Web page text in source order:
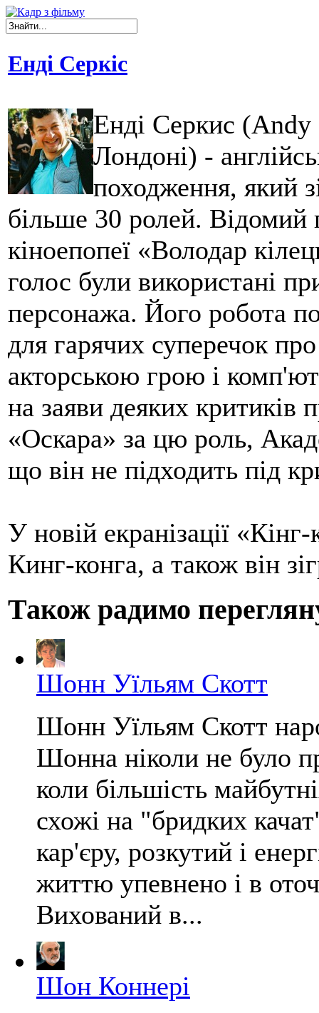
Енді Серкіс
Енді Серкиc (Andy
Лондоні) -
походження, який
більше 30 ролей. Відомий
кіноепопеї «Володар
голос були використані
персонажа. Його робота
для гарячих суперечок
акторською грою і
на заяви деяких критиків
«Оскара» за цю роль,
що він не підходить під
У новій екранізації
Кинг-конга, а також він
Також радимо
Шонн Уїльям Скотт
Шонн Уїльям Скотт
Шонна ніколи не було
коли більшість
схожі на "бридких
кар'єру, розкутий і
життю упевнено і в
Вихований в...
Шон Коннері